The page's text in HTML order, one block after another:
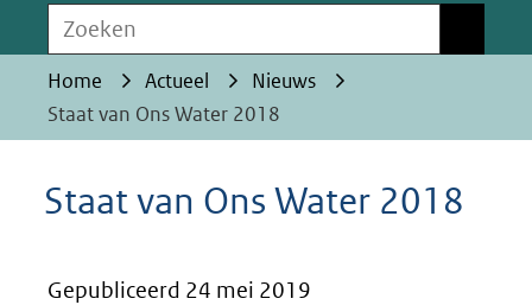
geweigerd.
Zoeken
Home Actueel
Nieuws
Staat van Ons Water 2018
Staat van Ons Water 2018
Gepubliceerd 24 mei 2019